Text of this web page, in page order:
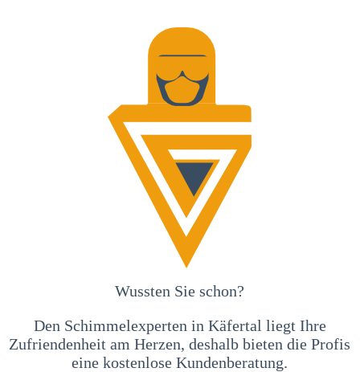
Wussten Sie schon?
Den Schimmelexperten in Käfertal liegt Ihre
Zufriendenheit am Herzen, deshalb bieten die Profis
eine kostenlose Kundenberatung.